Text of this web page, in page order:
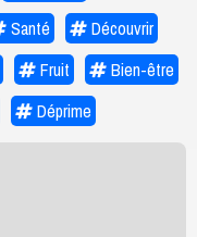
Santé
Découvrir
Fruit
Bien-être
Déprime